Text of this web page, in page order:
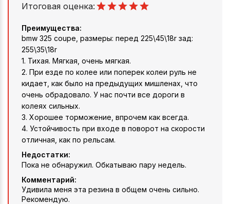
Итоговая оценка:
Преимущества:
bmw 325 coupe, размеры: перед 225\45\18r зад:
255\35\18r
1. Тихая. Мягкая, очень мягкая.
2. При езде по колее или поперек колеи руль не
кидает, как было на предыдущих мишленах, что
очень обрадовало. У нас почти все дороги в
колеях сильных.
3. Хорошее торможение, впрочем как всегда.
4. Устойчивость при входе в поворот на скорости
отличная, как по рельсам.
Недостатки:
Пока не обнаружил. Обкатываю пару недель.
Комментарий:
Удивила меня эта резина в общем очень сильно.
Рекомендую.